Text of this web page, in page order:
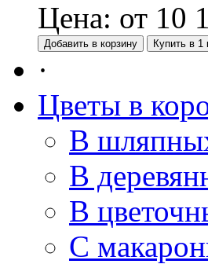
Цена: от 10
Добавить в корзину Купить в 1
·
Цветы в
В
В
В
С